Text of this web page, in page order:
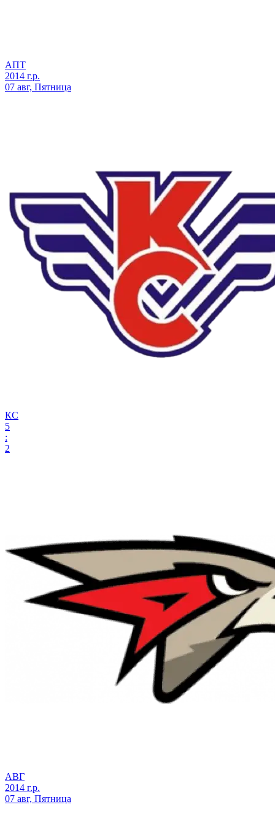
АПТ
2014 г.р.
07 авг, Пятница
КС
5
:
2
АВГ
2014 г.р.
07 авг, Пятница